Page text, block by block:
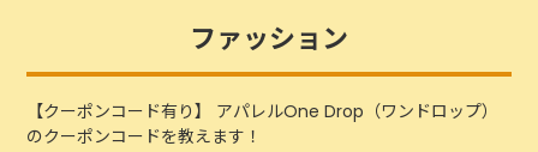
ファッション
【クーポンコード有り】 アパレルOne Drop（ワンドロップ）
のクーポンコードを教えます！